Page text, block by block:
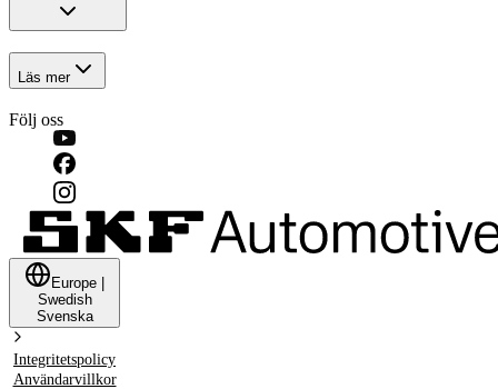
Läs mer
Följ oss
Europe
Swedish
Svenska
Integritetspolicy
Användarvillkor